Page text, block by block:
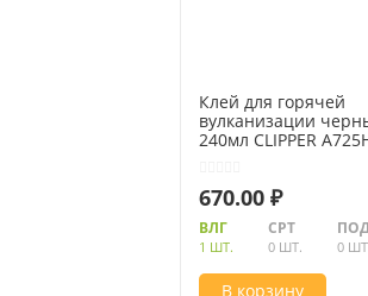
Клей для горячей
вулканизации
240мл CLIPPER
670.00 ₽
ВЛГ
1 ШТ.
СРТ
0 ШТ. 0
В корзину